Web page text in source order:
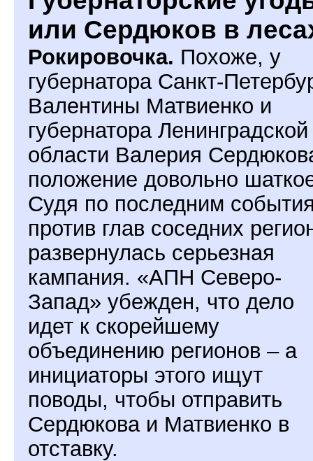
или Сердюков в
Рокировочка. Похоже, у
губернатора Санкт-
Валентины Матвиенко и
губернатора Ленинградской
области Валерия
положение довольно
Судя по последним
против глав соседних
развернулась серьезная
кампания. «АПН Северо-
Запад» убежден, что дело
идет к скорейшему
объединению регионов – а
инициаторы этого ищут
поводы, чтобы отправить
Сердюкова и Матвиенко в
отставку.